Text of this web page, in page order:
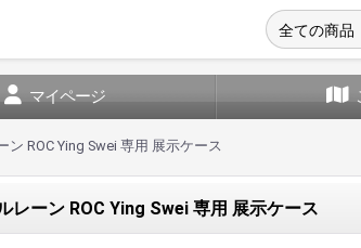
マイページ
ン ROC Ying Swei 専用 展示ケース
レーン ROC Ying Swei 専用 展示ケース